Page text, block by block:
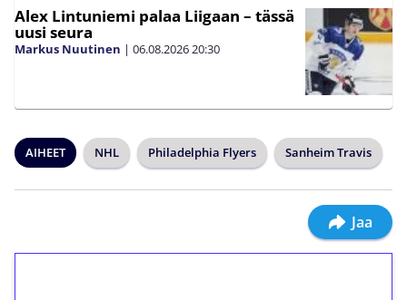
Alex Lintuniemi palaa Liigaan – tässä
uusi seura
Markus Nuutinen | 06.08.202620:30
AIHEET NHL Philadelphia Flyers Sanheim Travis
Jaa